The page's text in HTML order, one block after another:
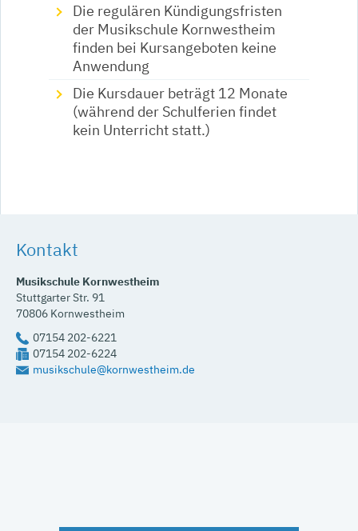
Die regulären Kündigungsfristen
der Musikschule Kornwestheim
finden bei Kursangeboten keine
Anwendung
Die Kursdauer beträgt 12 Monate
(während der Schulferien findet
kein Unterricht statt.)
Kontakt
Musikschule Kornwestheim
Stuttgarter Str. 91
70806 Kornwestheim
musikschule@kornwestheim.de
07154 202-6221
07154 202-6224